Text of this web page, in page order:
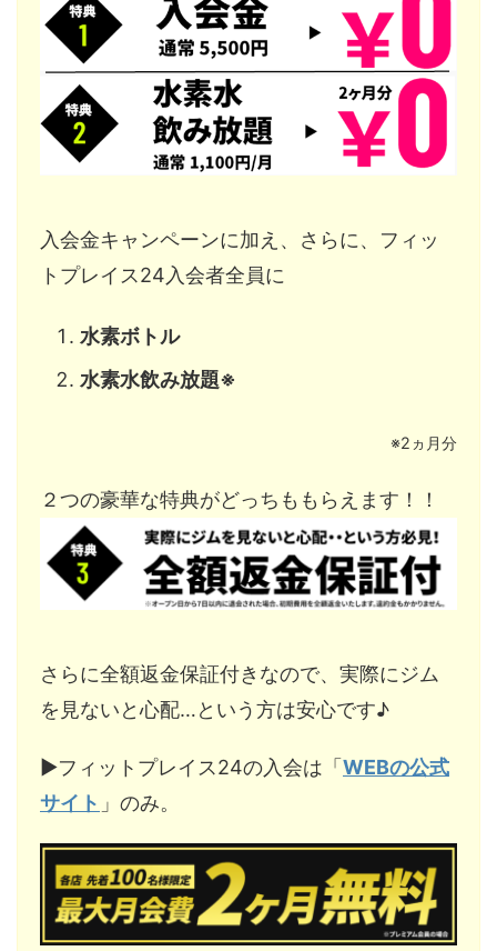
入会金キャンペーンに加え、さらに、フィッ
トプレイス24入会者全員に
水素ボトル
水素水飲み放題※
※2ヵ月分
２つの豪華な特典がどっちももらえます！！
さらに全額返金保証付きなので、実際にジム
を見ないと心配…という方は安心です♪
▶︎フィットプレイス24の入会は「 WEBの公式
サイト 」のみ。